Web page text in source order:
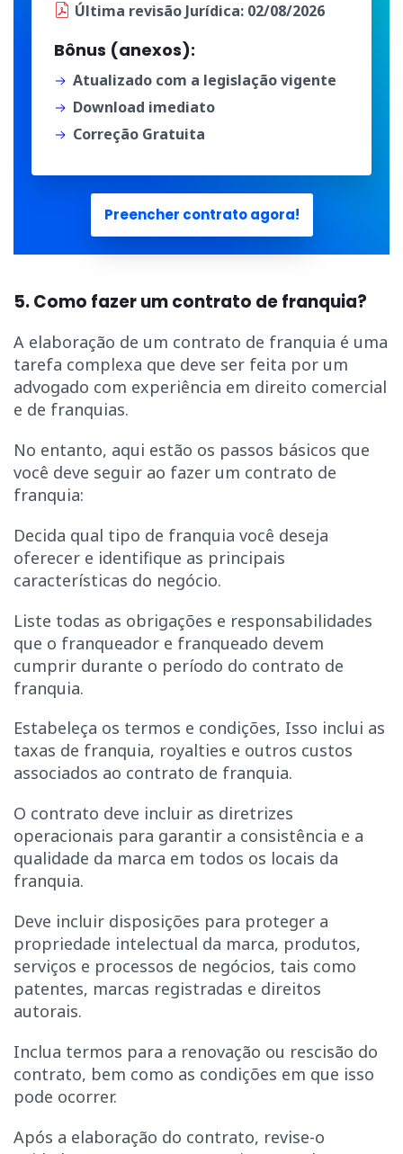
Última revisão Jurídica: 02/08/2026
Bônus (anexos):
Atualizado com a legislação vigente
Download imediato
Correção Gratuita
Preencher contrato agora!
5. Como fazer um contrato de franquia?
A elaboração de um contrato de franquia é uma
tarefa complexa que deve ser feita por um
advogado com experiência em direito comercial
e de franquias.
No entanto, aqui estão os passos básicos que
você deve seguir ao fazer um contrato de
franquia:
Decida qual tipo de franquia você deseja
oferecer e identifique as principais
características do negócio.
Liste todas as obrigações e responsabilidades
que o franqueador e franqueado devem
cumprir durante o período do contrato de
franquia.
Estabeleça os termos e condições, Isso inclui as
taxas de franquia, royalties e outros custos
associados ao contrato de franquia.
O contrato deve incluir as diretrizes
operacionais para garantir a consistência e a
qualidade da marca em todos os locais da
franquia.
Deve incluir disposições para proteger a
propriedade intelectual da marca, produtos,
serviços e processos de negócios, tais como
patentes, marcas registradas e direitos
autorais.
Inclua termos para a renovação ou rescisão do
contrato, bem como as condições em que isso
pode ocorrer.
Após a elaboração do contrato, revise-o